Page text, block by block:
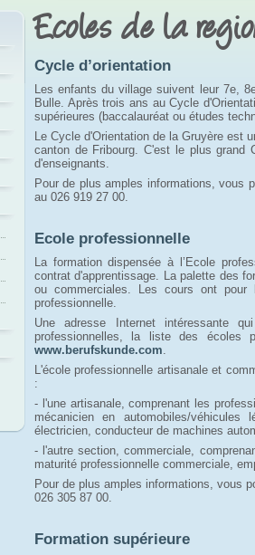
Ecoles de la
Cycle d’orientation
Les enfants du village suivent leur 7e,
Bulle. Après trois ans au Cycle
supérieures (baccalauréat ou études
Le Cycle d'Orientation de la Gruyère est
canton de Fribourg. C'est le plus grand
d'enseignants.
Pour de plus amples informations, vous
au 026 919 27 00.
Ecole professionnelle
La formation dispensée à l’Ecole
contrat d'apprentissage. La palette des
ou commerciales. Les cours ont
professionnelle.
Une adresse Internet intéressante
professionnelles, la liste des écoles
www.berufskunde.com.
L'école professionnelle artisanale et
:
- l'une artisanale, comprenant les
mécanicien en automobiles/véhicules
électricien, conducteur de machines
- l'autre section, commerciale,
maturité professionnelle commerciale,
Pour de plus amples informations, vous
026 305 87 00.
Formation supérieure